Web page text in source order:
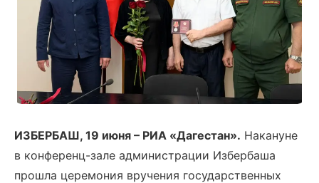
ИЗБЕРБАШ, 19 июня – РИА «Дагестан». Накануне
в конференц-зале администрации Избербаша
прошла церемония вручения государственных